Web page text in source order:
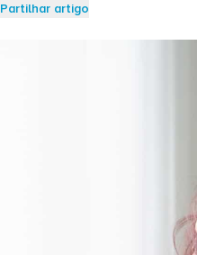
Partilhar artigo